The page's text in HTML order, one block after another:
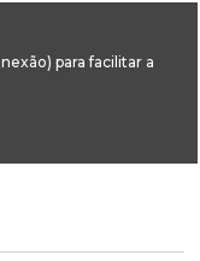
para facilitar a
Anual